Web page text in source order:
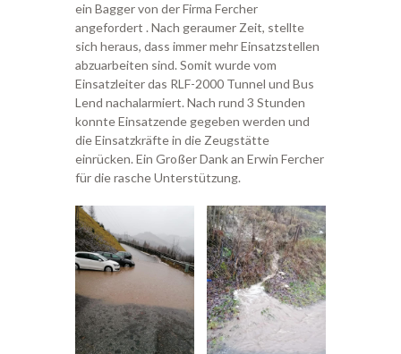
ein Bagger von der Firma Fercher
angefordert . Nach geraumer Zeit, stellte
sich heraus, dass immer mehr Einsatzstellen
abzuarbeiten sind. Somit wurde vom
Einsatzleiter das RLF-2000 Tunnel und Bus
Lend nachalarmiert. Nach rund 3 Stunden
konnte Einsatzende gegeben werden und
die Einsatzkräfte in die Zeugstätte
einrücken. Ein Großer Dank an Erwin Fercher
für die rasche Unterstützung.